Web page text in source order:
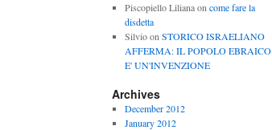
Piscopiello Lilianaon come fare la
disdetta
Silvioon STORICO ISRAELIANO
AFFERMA: IL POPOLO EBRAICO
E' UN'INVENZIONE
Archives
December 2012
January 2012